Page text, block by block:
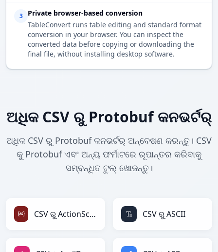
3
Private browser-based conversion
TableConvert runs table editing and standard format
conversion in your browser. You can inspect the
converted data before copying or downloading the
final file, without installing desktop software.
ଅଧିକ CSV ରୁ Protobuf କନଭର୍ଟର୍
ଅଧିକ CSV ରୁ Protobuf କନଭର୍ଟର୍ ଅନ୍ବେଷଣ କରନ୍ତୁ। CSV
କୁ Protobuf ଏବଂ ଅନ୍ୟ ଫର୍ମାଟରେ ରୂପାନ୍ତର କରିବାକୁ
ସମ୍ବନ୍ଧିତ ଟୁଲ୍ ଖୋଜନ୍ତୁ।
CSV ରୁ ActionScript CSV ରୁ ASCII